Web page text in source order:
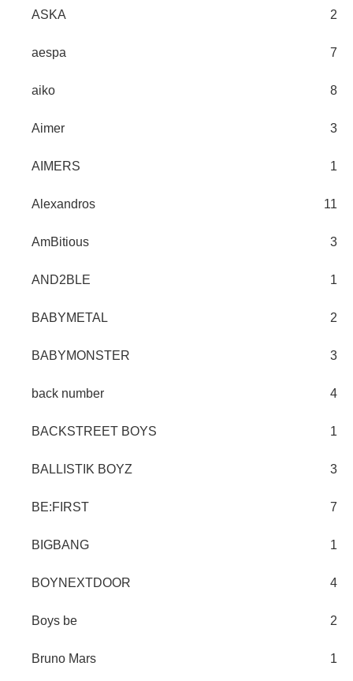
ASKA 2
aespa 7
aiko 8
Aimer 3
AIMERS 1
Alexandros 11
AmBitious 3
AND2BLE 1
BABYMETAL 2
BABYMONSTER 3
back number 4
BACKSTREET BOYS 1
BALLISTIK BOYZ 3
BE:FIRST 7
BIGBANG 1
BOYNEXTDOOR 4
Boys be 2
Bruno Mars 1